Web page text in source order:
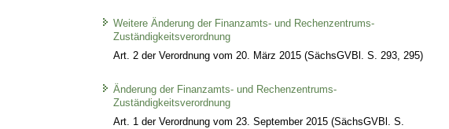
Weitere Änderung der Finanzamts- und Rechenzentrums-
Zuständigkeitsverordnung
Art. 2 der Verordnung vom 20. März 2015 (SächsGVBl. S. 293, 295)
Änderung der Finanzamts- und Rechenzentrums-
Zuständigkeitsverordnung
Art. 1 der Verordnung vom 23. September 2015 (SächsGVBl. S.